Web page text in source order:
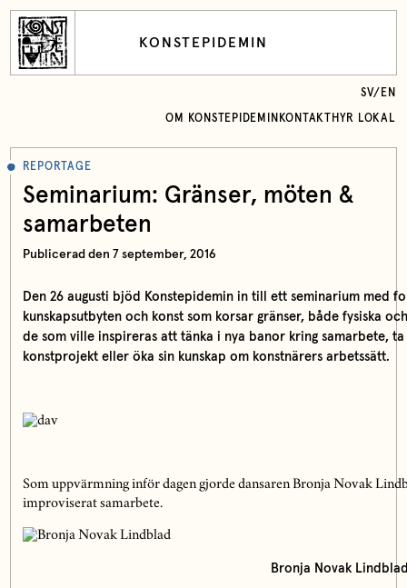
KONSTEPIDEMIN
OM KONSTEPIDEMIN KONTAKT HYR LOKAL
SV/ EN
REPORTAGE
Seminarium: Gränser, möten &
samarbeten
Publicerad den 7 september, 2016
Den 26 augusti bjöd Konstepidemin in till ett seminarium med
kunskapsutbyten och konst som korsar gränser, både fysiska
de som ville inspireras att tänka i nya banor kring samarbete,
konstprojekt eller öka sin kunskap om konstnärers arbetssätt.
Som uppvärmning inför dagen gjorde dansaren Bronja Novak
improviserat samarbete.
Bronja Novak